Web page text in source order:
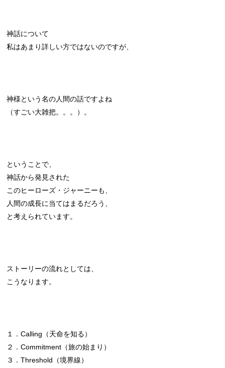
神話について
私はあまり詳しい方ではないのですが、
神様という名の人間の話ですよね
（すごい大雑把。。。）。
ということで、
神話から発見された
このヒーローズ・ジャーニーも、
人間の成長に当てはまるだろう、
と考えられています。
ストーリーの流れとしては、
こうなります。
１．Calling（天命を知る）
２．Commitment（旅の始まり）
３．Threshold（境界線）